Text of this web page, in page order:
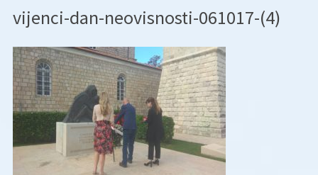
vijenci-dan-neovisnosti-061017-(4)